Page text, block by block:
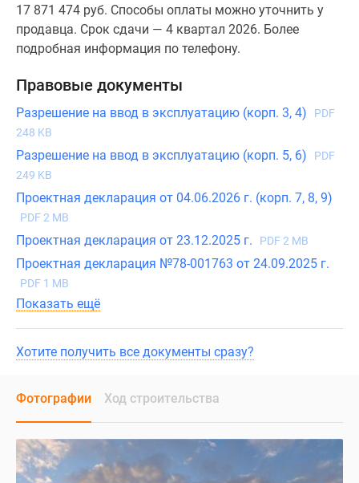
17 871 474 руб. Способы оплаты можно уточнить у
продавца. Срок сдачи — 4 квартал 2026. Более
подробная информация по телефону.
Правовые документы
Разрешение на ввод в эксплуатацию (корп. 3, 4)
PDF
248 KB
Разрешение на ввод в эксплуатацию (корп. 5, 6)
PDF
249 KB
Проектная декларация от 04.06.2026 г. (корп. 7, 8, 9)
PDF 2 MB
Проектная декларация от 23.12.2025 г. PDF 2 MB
Проектная декларация №78-001763 от 24.09.2025 г.
PDF 1 MB
Показать ещё
Хотите получить все документы сразу?
Фотографии Ход строительства